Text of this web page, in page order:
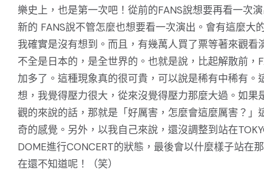
樂史上，也是第一次吧！從前的FANS說想要再看一次
新的 FANS說不管怎麼也想要看一次演出。會有這麼大
我確實是沒有想到。而且，有幾萬人買了票等著來觀看
不全是日本的，是全世界的。也就是說，比起解散前，
加多了。這種現象真的很可貴，可以說是稀有中稀有。
想，我覺得壓力很大，從來沒覺得壓力那麼大過。如果
觀的來說的話，那就是「好厲害，怎麼會這麼厲害？」
奇的感覺。另外，以我自己來說，還沒調整到站在
DOME進行CONCERT的狀態，最後會以什麼樣子站在
在還不知道呢！（笑）